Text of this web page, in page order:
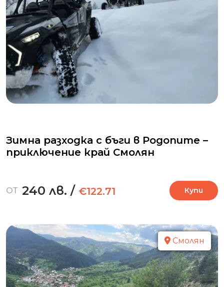
Зимна разходка с бъги в Родопите –
приключение край Смолян
ОТ 240 лв. / €122.71 Купи
Смолян